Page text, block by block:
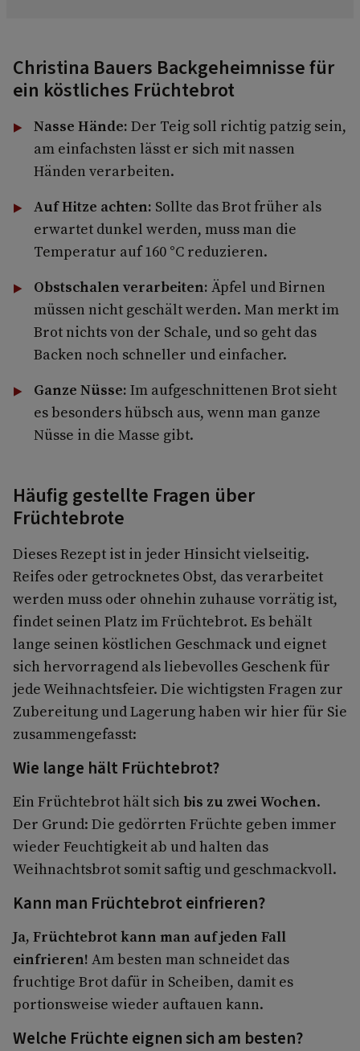
Christina Bauers Backgeheimnisse für
ein köstliches Früchtebrot
Nasse Hände: Der Teig soll richtig patzig sein,
am einfachsten lässt er sich mit nassen
Händen verarbeiten.
Auf Hitze achten: Sollte das Brot früher als
erwartet dunkel werden, muss man die
Temperatur auf 160 °C reduzieren.
Obstschalen verarbeiten: Äpfel und Birnen
müssen nicht geschält werden. Man merkt im
Brot nichts von der Schale, und so geht das
Backen noch schneller und einfacher.
Ganze Nüsse: Im aufgeschnittenen Brot sieht
es besonders hübsch aus, wenn man ganze
Nüsse in die Masse gibt.
Häufig gestellte Fragen über
Früchtebrote
Dieses Rezept ist in jeder Hinsicht vielseitig.
Reifes oder getrocknetes Obst, das verarbeitet
werden muss oder ohnehin zuhause vorrätig ist,
findet seinen Platz im Früchtebrot. Es behält
lange seinen köstlichen Geschmack und eignet
sich hervorragend als liebevolles Geschenk für
jede Weihnachtsfeier. Die wichtigsten Fragen zur
Zubereitung und Lagerung haben wir hier für Sie
zusammengefasst:
Wie lange hält Früchtebrot?
Ein Früchtebrot hält sich bis zu zwei Wochen.
Der Grund: Die gedörrten Früchte geben immer
wieder Feuchtigkeit ab und halten das
Weihnachtsbrot somit saftig und geschmackvoll.
Kann man Früchtebrot einfrieren?
Ja, Früchtebrot kann man auf jeden Fall
einfrieren! Am besten man schneidet das
fruchtige Brot dafür in Scheiben, damit es
portionsweise wieder auftauen kann.
Welche Früchte eignen sich am besten?